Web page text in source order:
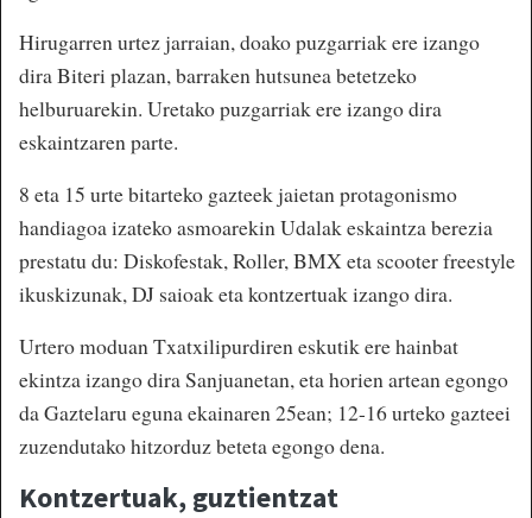
Hirugarren urtez jarraian, doako puzgarriak ere izango
dira Biteri plazan, barraken hutsunea betetzeko
helburuarekin. Uretako puzgarriak ere izango dira
eskaintzaren parte.
8 eta 15 urte bitarteko gazteek jaietan protagonismo
handiagoa izateko asmoarekin Udalak eskaintza berezia
prestatu du: Diskofestak, Roller, BMX eta scooter freestyle
ikuskizunak, DJ saioak eta kontzertuak izango dira.
Urtero moduan Txatxilipurdiren eskutik ere hainbat
ekintza izango dira Sanjuanetan, eta horien artean egongo
da Gaztelaru eguna ekainaren 25ean; 12-16 urteko gazteei
zuzendutako hitzorduz beteta egongo dena.
Kontzertuak, guztientzat